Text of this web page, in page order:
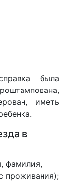
была
иметь
в
фамилия,
проживания);